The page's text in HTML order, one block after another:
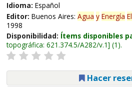
Idioma: Español
Editor: Buenos Aires: Agua y Energía
1998
Disponibilidad: Ítems disponibles
topográfica: 621.374.5/A282/v.1 (1).
Hacer